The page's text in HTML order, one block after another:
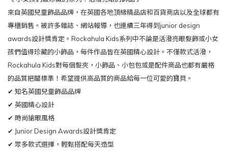
來自英國兒童飾品品牌，在英國各地頂級精品店和百貨商店以及全球都有
專櫃銷售。被許多雜誌、網站報導，也連續三年得到junior design
awards設計獎肯定。Rockahula Kids系列中不論是活潑亮眼髮飾或小女
孩們值得珍藏的小飾品，每件作品皆在英國精心設計。不僅款式活潑，
Rockahula Kids對每個髮夾，小飾品、小包包或是配件商品也都有嚴格
的品質把關標準！希望提供高品質的商品給每一位可愛的寶貝。
✔ 知名英國兒童飾品品牌
✔ 英國精心設計
✔ 時尚搶眼風格
✔ Junior Design Awards設計獎肯定
✔ 眾多款式選擇，輕鬆搭配每天造型